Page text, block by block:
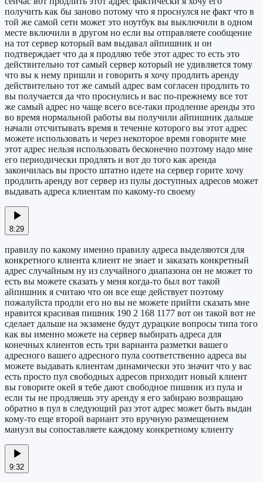
получить как бы заново потому что я проснулся не факт что в
той же самой сети может это ноутбук вы выключили в одном
месте включили в другом но если вы отправляете сообщение
на тот сервер который вам выдавал айпишник и он
подтверждает что да я продляю тебе этот адрес то есть это
действительно тот самый сервер который не удивляется тому
что вы к нему пришли и говорить я хочу продлить аренду
действительно тот же самый адрес вам согласен продлить то
вы получается да что проснулись и вас по-прежнему все тот
же самый адрес но чаще всего все-таки продление аренды это
во время нормальной работы вы получили айпишник дальше
начали отсчитывать время в течение которого вы этот адрес
можете использовать и через некоторое время говорите мне
этот адрес нельзя использовать бесконечно поэтому надо мне
его периодически продлять и вот до того как аренда
закончилась вы просто штатно идете на сервер горите хочу
продлить аренду вот сервер из пулы доступных адресов может
выдавать адреса клиентам по какому-то своему
8:29
правилу по какому именно правилу адреса выделяются для
конкретного клиента клиент не знает и заказать конкретный
адрес случайным ну из случайного диапазона он не может то
есть вы можете сказать у меня когда-то был вот такой
айпишник я считаю что он все еще действует поэтому
пожалуйста продли его но вы не можете прийти сказать мне
нравится красивая пишник 190 2 168 1177 вот он такой вот не
сделает дальше на экзамене будут дурацкие вопросы типа того
как вы именно можете на сервер выбирать адреса для
конечных клиентов есть три варианта разметки вашего
адресного вашего адресного пула соответственно адреса вы
можете выдавать клиентам динамически это значит что у вас
есть просто пул свободных адресов приходит новый клиент
вы говорите окей я тебе дают свободное пишник из пула и
если ты не продляешь эту аренду я его забираю возвращаю
обратно в пул в следующий раз этот адрес может быть выдан
кому-то еще второй вариант это вручную размещением
мануэл вы сопоставляете каждому конкретному клиенту
9:32